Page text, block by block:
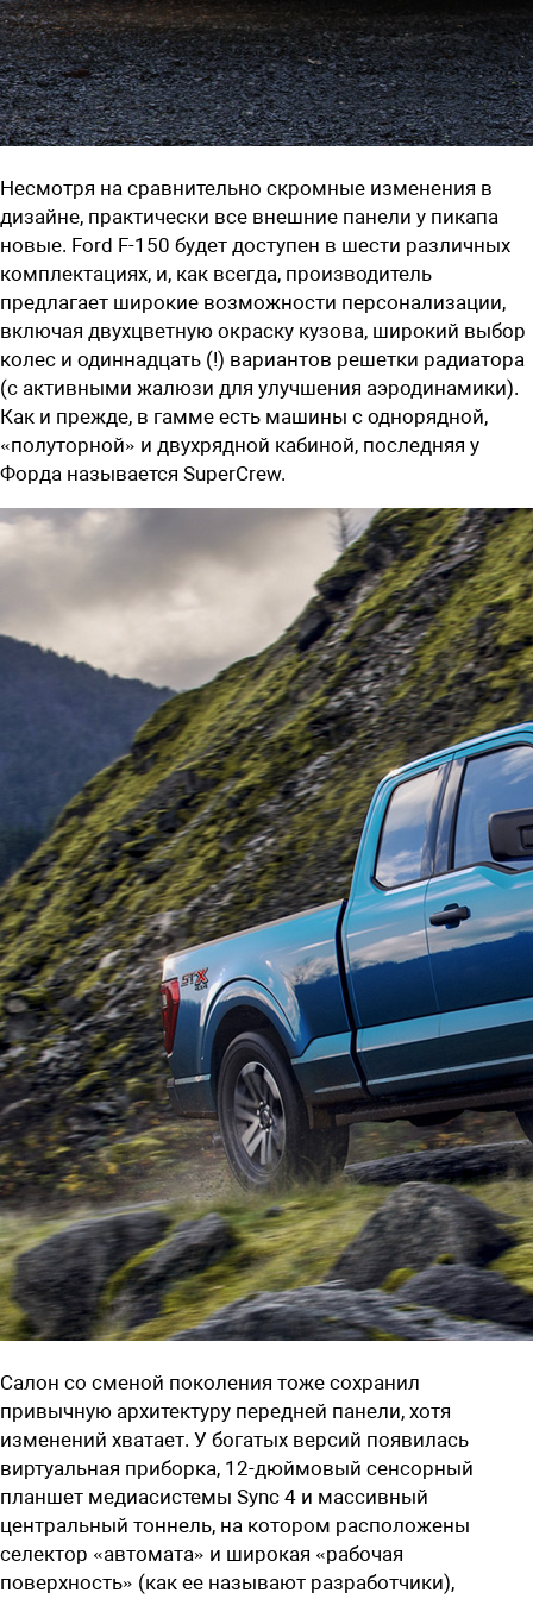
Несмотря на сравнительно скромные изменения в
дизайне, практически все внешние панели у пикапа
новые. Ford F-150 будет доступен в шести различных
комплектациях, и, как всегда, производитель
предлагает широкие возможности персонализации,
включая двухцветную окраску кузова, широкий выбор
колес и одиннадцать (!) вариантов решетки радиатора
(с активными жалюзи для улучшения аэродинамики).
Как и прежде, в гамме есть машины с однорядной,
«полуторной» и двухрядной кабиной, последняя у
Форда называется SuperCrew.
Салон со сменой поколения тоже сохранил
привычную архитектуру передней панели, хотя
изменений хватает. У богатых версий появилась
виртуальная приборка, 12-дюймовый сенсорный
планшет медиасистемы Sync 4 и массивный
центральный тоннель, на котором расположены
селектор «автомата» и широкая «рабочая
поверхность» (как ее называют разработчики),